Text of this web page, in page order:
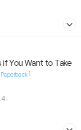
Paperback]